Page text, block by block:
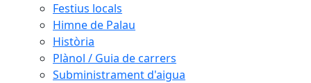
Festius locals
Himne de Palau
Història
Plànol / Guia de carrers
Subministrament d'aigua